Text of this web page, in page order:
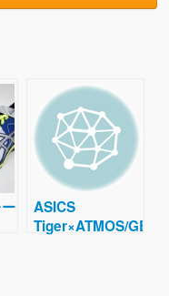
ASICS
Tiger×ATMOS/GEL-